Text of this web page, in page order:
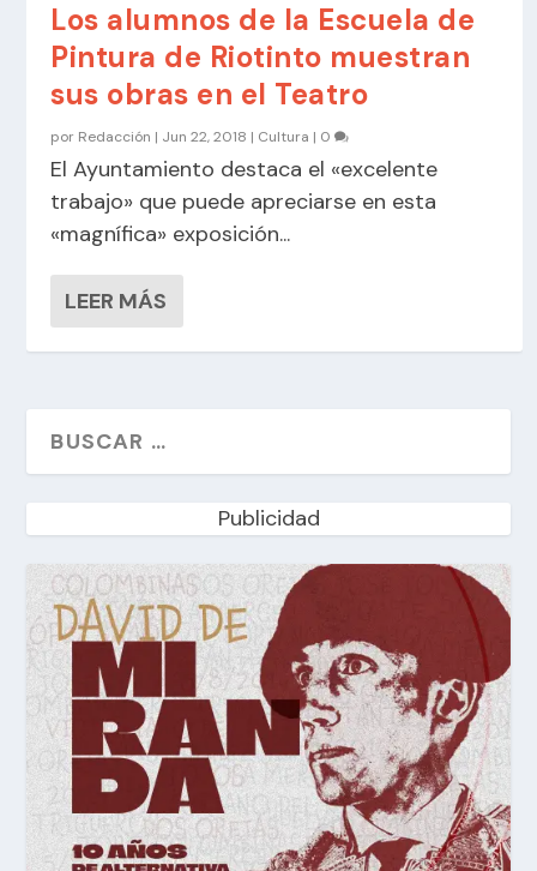
Los alumnos de la Escuela de
Pintura de Riotinto muestran
sus obras en el Teatro
por Redacción | Jun 22, 2018 | Cultura | 0
El Ayuntamiento destaca el «excelente
trabajo» que puede apreciarse en esta
«magnífica» exposición...
LEER MÁS
Publicidad